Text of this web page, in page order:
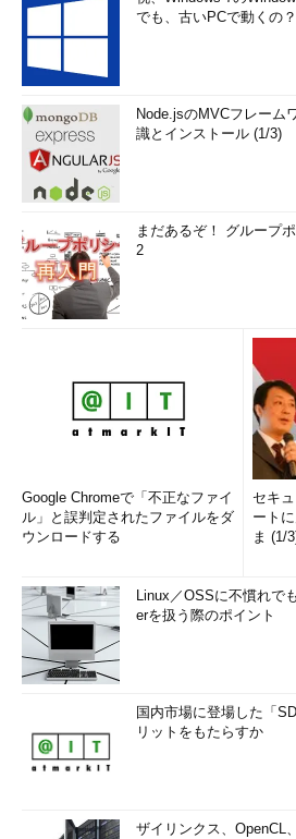
でも、古いPCで動くの
Node.jsのMVCフレーム
識とインストール (1/3)
まだあるぞ！ グループ
2
Google Chromeで「不正なファイ
ル」と誤判定されたファイルをダ
ウンロードする
セキ
ート
ま (1/
Linux／OSSに不慣れで
erを扱う際のポイント
国内市場に登場した「
リットをもたらすか
ザイリンクス、OpenCL